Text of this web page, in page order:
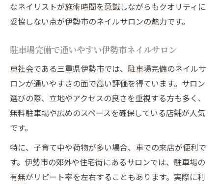
なネイリストが施術時間を意識しながらもクオリティに
妥協しない点が伊勢市のネイルサロンの魅力です。
駐車場完備で通いやすい伊勢市ネイルサロン
車社会である三重県伊勢市では、駐車場完備のネイルサ
ロンが通いやすさの面で高い評価を得ています。サロン
選びの際、立地やアクセスの良さを重視する方も多く、
無料駐車場や広めのスペースを確保している店舗が人気
です。
特に、子育て中や荷物が多い場合、車での来店が便利で
す。伊勢市の郊外や住宅街にあるサロンでは、駐車場の
有無がリピート率を左右することもあります。実際に利